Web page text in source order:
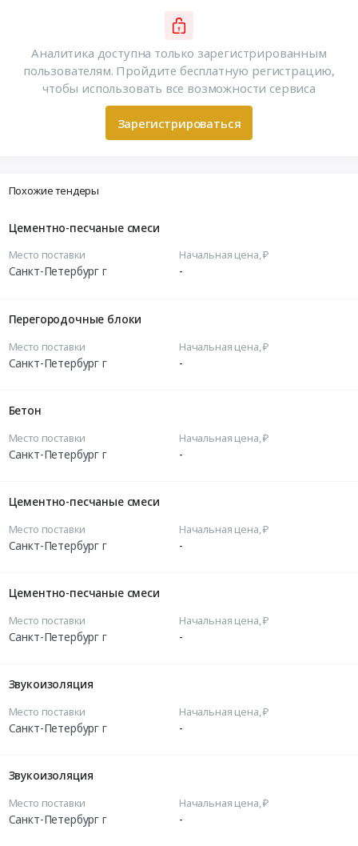
Аналитика доступна только зарегистрированным
пользователям. Пройдите бесплатную регистрацию,
чтобы использовать все возможности сервиса
Зарегистрироваться
Похожие тендеры
Цементно-песчаные смеси
Место поставки
Санкт-Петербург г
Начальная цена, ₽
-
Перегородочные блоки
Место поставки
Санкт-Петербург г
Начальная цена, ₽
-
Бетон
Место поставки
Санкт-Петербург г
Начальная цена, ₽
-
Цементно-песчаные смеси
Место поставки
Санкт-Петербург г
Начальная цена, ₽
-
Цементно-песчаные смеси
Место поставки
Санкт-Петербург г
Начальная цена, ₽
-
Звукоизоляция
Место поставки
Санкт-Петербург г
Начальная цена, ₽
-
Звукоизоляция
Место поставки
Санкт-Петербург г
Начальная цена, ₽
-